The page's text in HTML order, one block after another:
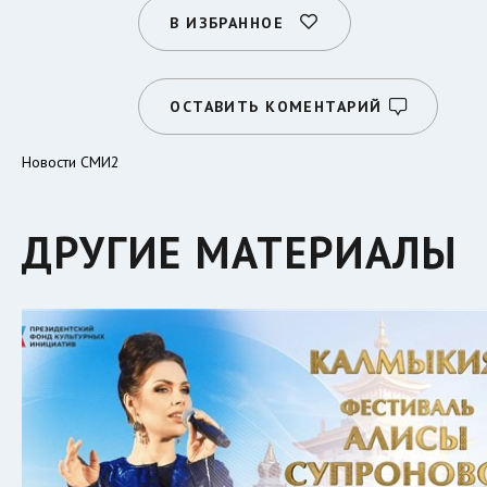
В ИЗБРАННОЕ
ОСТАВИТЬ КОМЕНТАРИЙ
Новости СМИ2
ДРУГИЕ МАТЕРИАЛЫ